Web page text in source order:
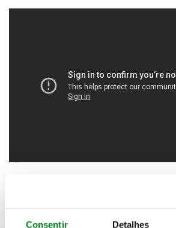
Consentir Detalhes
Numa fase em que a Europa está a
automóvel em tecnologias que
interior do carro
e garantem que